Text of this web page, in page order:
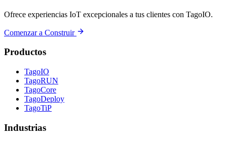
Ofrece experiencias IoT excepcionales a tus clientes con TagoIO.
Comenzar a Construir
Productos
TagoIO
TagoRUN
TagoCore
TagoDeploy
TagoTiP
Industrias